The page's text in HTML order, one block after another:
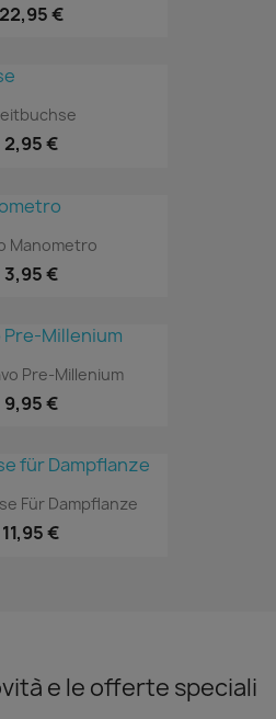
22,95 €
2,95 €
Manometro
3,95 €
Pre-Millenium
9,95 €
Für Dampflanze
11,95 €
e le offerte speciali